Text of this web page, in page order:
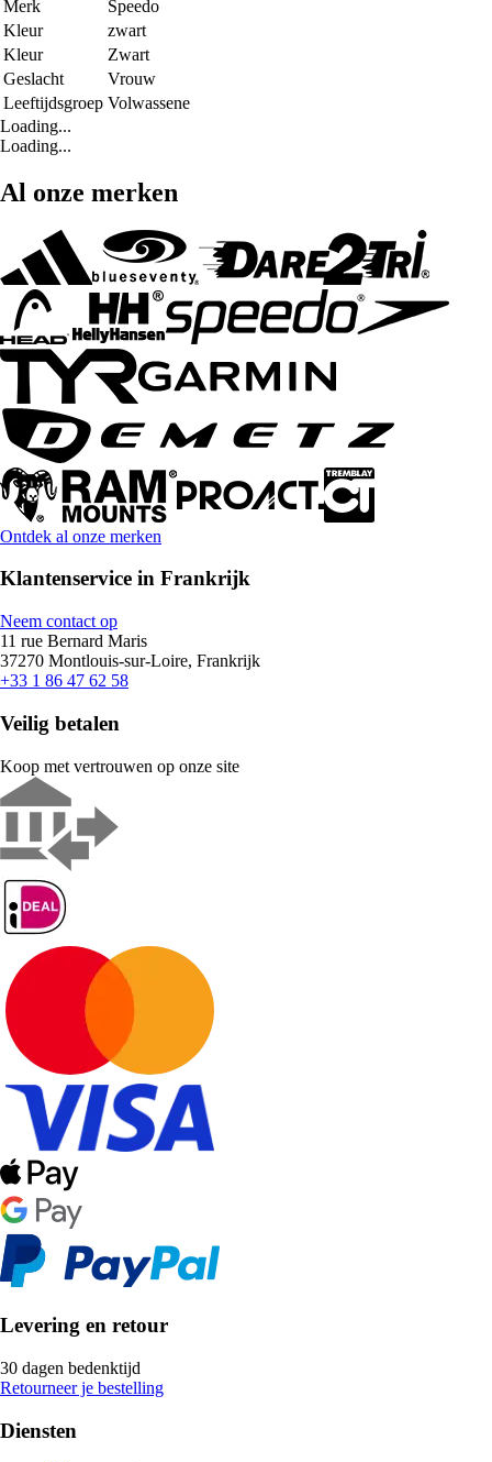
Merk
Speedo
Kleur
zwart
Kleur
Zwart
Geslacht
Vrouw
Leeftijdsgroep Volwassene
Loading...
Loading...
Al onze merken
Ontdek al onze merken
Klantenservice in Frankrijk
Neem contact op
11 rue Bernard Maris
37270 Montlouis-sur-Loire, Frankrijk
+33 1 86 47 62 58
Veilig betalen
Koop met vertrouwen op onze site
Levering en retour
30 dagen bedenktijd
Retourneer je bestelling
Diensten